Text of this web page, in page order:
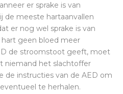
er sprake is van
de meeste hartaanvallen
er nog wel sprake is van
geen bloed meer
de stroomstoot geeft, moet
niemand het slachtoffer
de instructies van de AED om
te herhalen.